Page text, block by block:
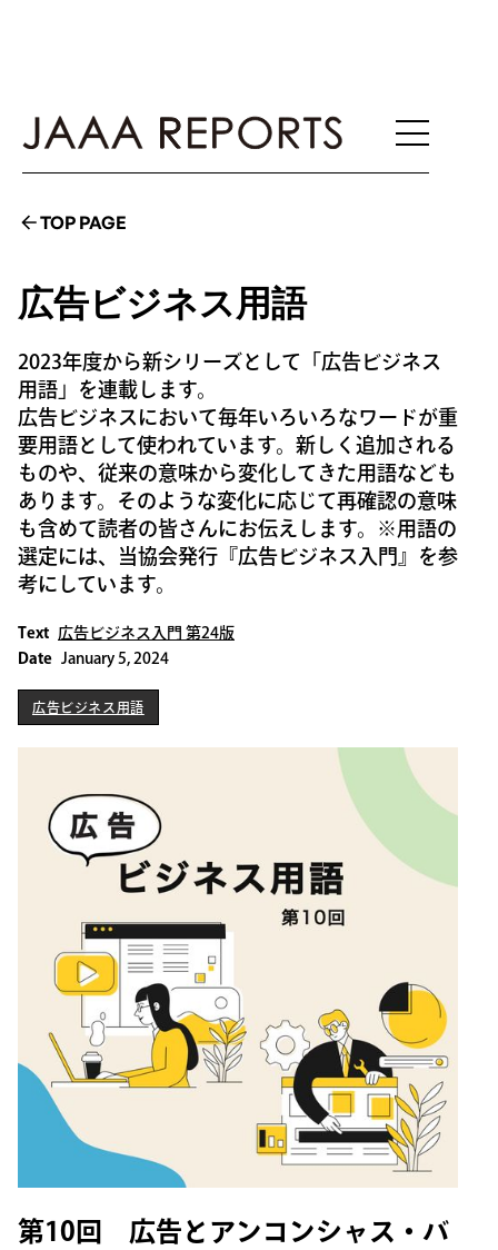
TOP PAGE
広告ビジネス用語
2023年度から新シリーズとして「広告ビジネス
用語」を連載します。
広告ビジネスにおいて毎年いろいろなワードが重
要用語として使われています。新しく追加される
ものや、従来の意味から変化してきた用語なども
あります。そのような変化に応じて再確認の意味
も含めて読者の皆さんにお伝えします。※用語の
選定には、当協会発行『広告ビジネス入門』を参
考にしています。
Text
広告ビジネス入門 第24版
Date January 5, 2024
広告ビジネス用語
広告ビジネス用語
第10回 広告とアンコンシャス・バ